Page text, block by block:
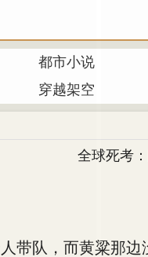
都市小说
穿越架空
全球死考
队，而黄粱那边